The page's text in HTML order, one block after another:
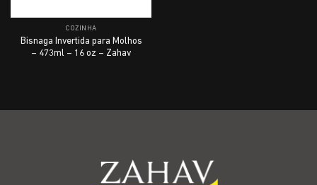
COZINHA
Bisnaga Invertida para Molhos
– 473ml – 16 oz – Zahav